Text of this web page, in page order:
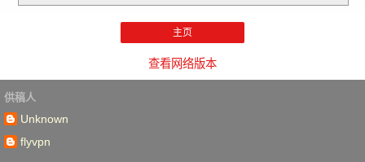
主页
查看网络版本
供稿人
Unknown
flyvpn